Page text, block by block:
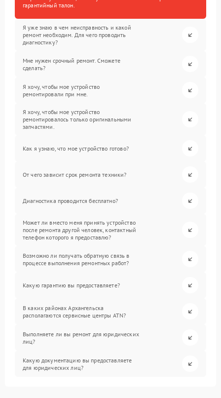
гарантийный талон.
Я уже знаю в чем неисправность и какой
ремонт необходим. Для чего проводить
диагностику?
Мне нужен срочный ремонт. Сможете
сделать?
Я хочу, чтобы мое устройство
ремонтировали при мне.
Я хочу, чтобы мое устройство
ремонтировалось только оригинальными
запчастями.
Как я узнаю, что мое устройство готово?
От чего зависит срок ремонта техники?
Диагностика проводится бесплатно?
Может ли вместо меня принять устройство
после ремонта другой человек, контактный
телефон которого я предоставлю?
Возможно ли получать обратную связь в
процессе выполнения ремонтных работ?
Какую гарантию вы предоставляете?
В каких районах Архангельска
располагаются сервисные центры ATN?
Выполняете ли вы ремонт для юридических
лиц?
Какую документацию вы предоставляете
для юридических лиц?